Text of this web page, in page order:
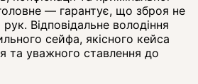
головне — гарантує, що зброя не
Відповідальне володіння
сейфа, якісного кейса
та уважного ставлення до